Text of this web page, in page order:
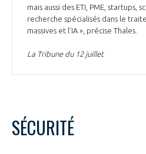
mais aussi des ETI, PME, startups,
recherche spécialisés dans le
massives et l’IA », précise Thales.
La Tribune du 12 juillet
SÉCURITÉ